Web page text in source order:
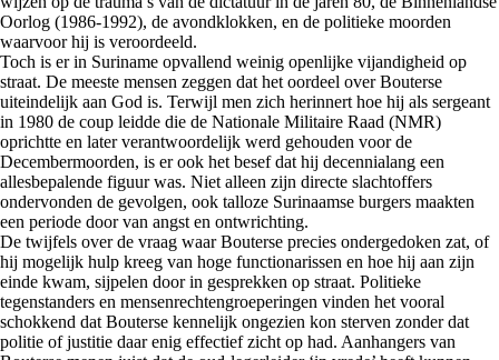
Oorlog (1986-1992), de avondklokken, en de politieke moorden
waarvoor hij is veroordeeld.
Toch is er in Suriname opvallend weinig openlijke vijandigheid op
straat. De meeste mensen zeggen dat het oordeel over Bouterse
uiteindelijk aan God is. Terwijl men zich herinnert hoe hij als sergeant
in 1980 de coup leidde die de Nationale Militaire Raad (NMR)
oprichtte en later verantwoordelijk werd gehouden voor de
Decembermoorden, is er ook het besef dat hij decennialang een
allesbepalende figuur was. Niet alleen zijn directe slachtoffers
ondervonden de gevolgen, ook talloze Surinaamse burgers maakten
een periode door van angst en ontwrichting.
De twijfels over de vraag waar Bouterse precies ondergedoken zat, of
hij mogelijk hulp kreeg van hoge functionarissen en hoe hij aan zijn
einde kwam, sijpelen door in gesprekken op straat. Politieke
tegenstanders en mensenrechtengroeperingen vinden het vooral
schokkend dat Bouterse kennelijk ongezien kon sterven zonder dat
politie of justitie daar enig effectief zicht op had. Aanhangers van